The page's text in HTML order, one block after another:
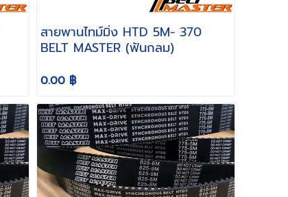
สายพานไทม์มิ่ง HTD 5M- 370
BELT MASTER (ฟันกลม)
0.00 ฿